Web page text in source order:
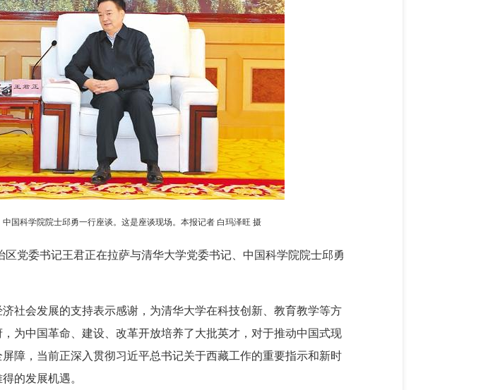
国科学院院士邱勇一行座谈。这是座谈现场。本报记者 白玛泽旺 摄
党委书记王君正在拉萨与清华大学党委书记、中国科学院院士邱勇
社会发展的支持表示感谢，为清华大学在科技创新、教育教学等方
为中国革命、建设、改革开放培养了大批英才，对于推动中国式现
障，当前正深入贯彻习近平总书记关于西藏工作的重要指示和新时
的发展机遇。